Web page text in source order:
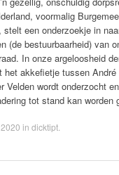
voormalig
stelt een onderzoekje in
(de bestuurbaarheid) van
In onze argeloosheid
het akkefietje tussen André
Velden wordt onderzocht
tot stand kan
in dicktipt.